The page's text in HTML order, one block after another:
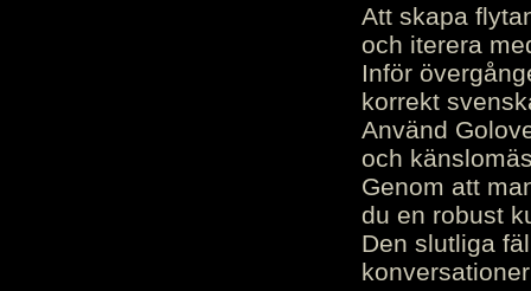
Att skapa
och iterera
Inför
korrekt
Använd
och
Genom att
du en robust
Den slutliga